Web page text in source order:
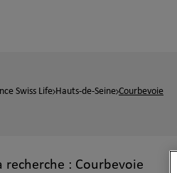
Swiss Life Hauts-de-Seine Courbevoie
recherche : Courbevoie